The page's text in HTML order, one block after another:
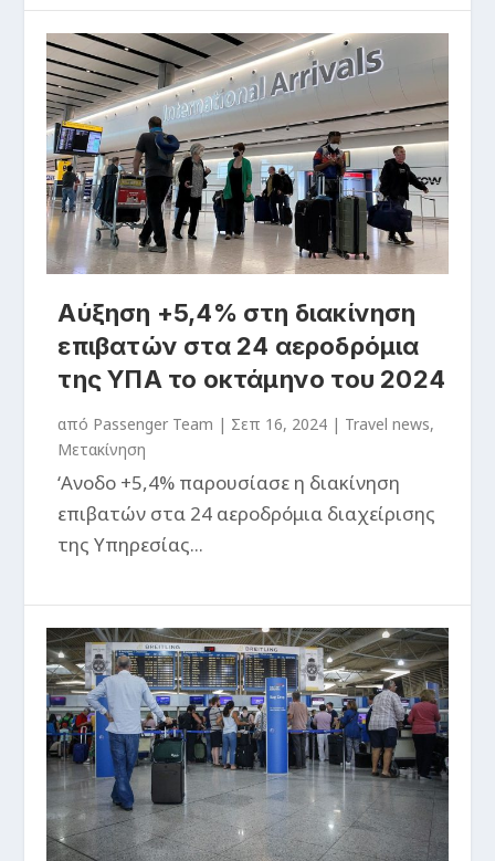
Αύξηση +5,4% στη διακίνηση
επιβατών στα 24 αεροδρόμια
της ΥΠΑ το οκτάμηνο του 2024
από Passenger Team | Σεπ 16, 2024 | Travel news,
Μετακίνηση
‘Ανοδο +5,4% παρουσίασε η διακίνηση
επιβατών στα 24 αεροδρόμια διαχείρισης
της Υπηρεσίας...